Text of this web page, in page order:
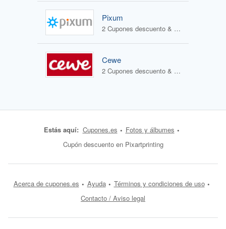
Pixum
2 Cupones descuento & 1 Oferta
Cewe
2 Cupones descuento & 1 Oferta
Estás aquí: Cupones.es
Fotos y álbumes
Cupón descuento en Pixartprinting
Acerca de cupones.es Ayuda
Términos y condiciones de uso
Contacto / Aviso legal